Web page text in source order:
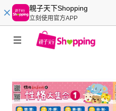
親子天下Shopping
立刻使用官方APP